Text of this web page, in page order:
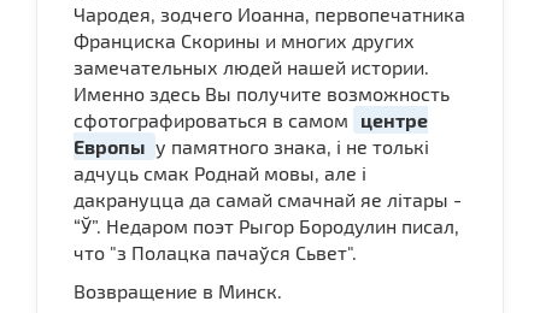
Чародея, зодчего Иоанна, первопечатника
Франциска Скорины и многих других
замечательных людей нашей истории.
Именно здесь Вы получите возможность
сфотографироваться в самом
центре
Европы у памятного знака, і не толькі
адчуць смак Роднай мовы, але і
дакрануцца да самай смачнай яе літары -
“Ў”. Недаром поэт Рыгор Бородулин писал,
что "з Полацка пачаўся Сьвет".
Возвращение в Минск.